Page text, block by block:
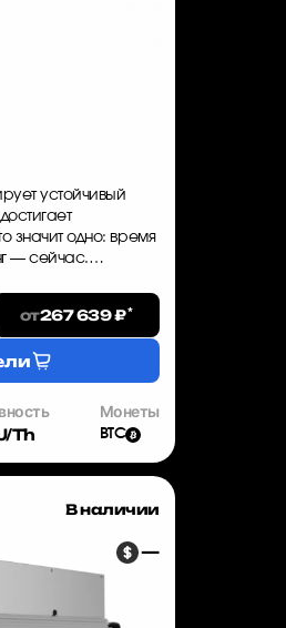
устойчивый
значит одно: время
— сейчас.
от267 639 ₽*
Th
Монеты
BTC
—
В наличии